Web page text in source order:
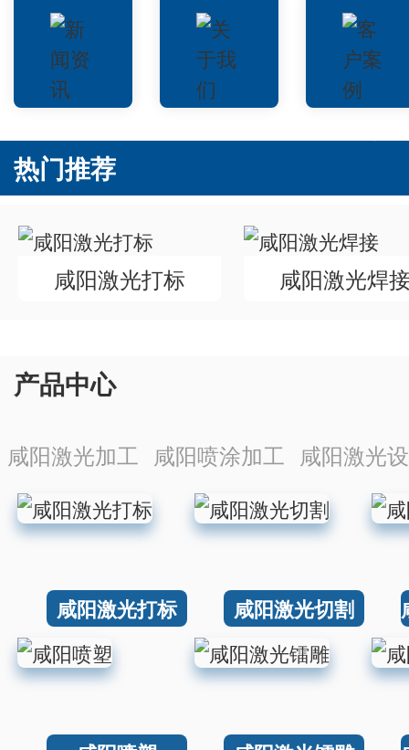
热门推荐
咸阳激光打标 咸阳激光焊
产品中心
咸阳激光加工 咸阳喷涂加工 咸阳激光
咸阳激光打标 咸阳激光切割